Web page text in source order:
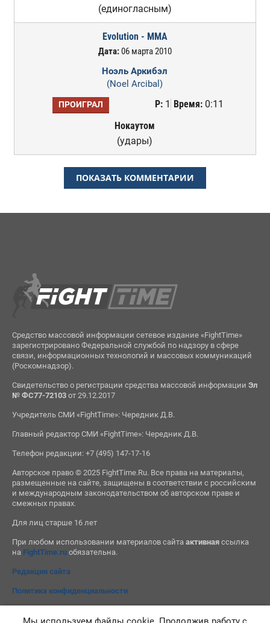
(единогласным)
Evolution - MMA
Дата:06 марта 2010
Ноэль Аркибэл
(Noel Arcibal)
ПРОИГРАЛ Р:1 Время:0:11
Нокаутом
(удары)
ПОКАЗАТЬ КОММЕНТАРИИ
Средство массовой информации сетевое издание «FightTime»
зарегистрировано Федеральной службой по надзору в сфере
связи, информационных технологий и массовых коммуникаций
(Роскомнадзор).
Свидетельство о регистрации средства массовой информации Эл
№ ФС77-72103от 29.12.2017
Учредитель СМИ «FightTime»: Чередник Д.В.
Главный редактор СМИ «FightTime»: Чередник Д.В.
Телефон редакции: +7 (495) 147-17-16
Авторское право © 2025 FightTime.Ru. Все права на материалы,
размещенные на сайте, защищены в соответствии с российским
и международным законодательством об авторском праве и
смежных правах.
Для лиц старше 16 лет
При любом использовании материалов сайта активнаяссылка
на FightTime.ruобязательна.
Редакция сайта
Политика конфиденциальности